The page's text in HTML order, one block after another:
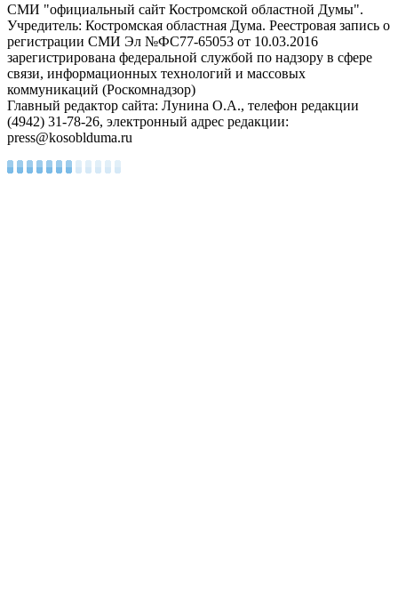
СМИ "официальный сайт Костромской областной Думы".
Учредитель: Костромская областная Дума. Реестровая запись о
регистрации СМИ Эл №ФС77-65053 от 10.03.2016
зарегистрирована федеральной службой по надзору в сфере
связи, информационных технологий и массовых
коммуникаций (Роскомнадзор)
Главный редактор сайта: Лунина О.А., телефон редакции
(4942) 31-78-26, электронный адрес редакции:
press@kosoblduma.ru